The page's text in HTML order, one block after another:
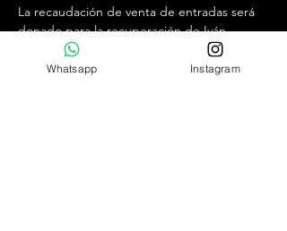
La recaudación de venta de entradas será
donado para la recuperación de Iván.
¿Estás listo para una noche llena de
Whatsapp Instagram